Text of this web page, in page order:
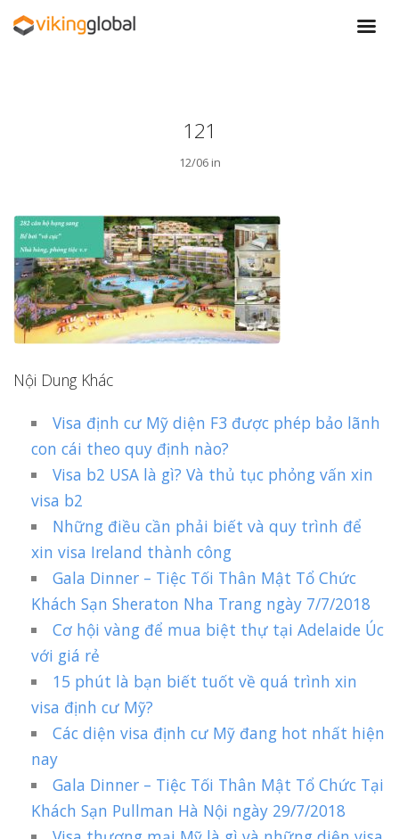
121
12/06 in
Nội Dung Khác
Visa định cư Mỹ diện F3 được phép bảo lãnh
con cái theo quy định nào?
Visa b2 USA là gì? Và thủ tục phỏng vấn xin
visa b2
Những điều cần phải biết và quy trình để
xin visa Ireland thành công
Gala Dinner – Tiệc Tối Thân Mật Tổ Chức
Khách Sạn Sheraton Nha Trang ngày 7/7/2018
Cơ hội vàng để mua biệt thự tại Adelaide Úc
với giá rẻ
15 phút là bạn biết tuốt về quá trình xin
visa định cư Mỹ?
Các diện visa định cư Mỹ đang hot nhất hiện
nay
Gala Dinner – Tiệc Tối Thân Mật Tổ Chức Tại
Khách Sạn Pullman Hà Nội ngày 29/7/2018